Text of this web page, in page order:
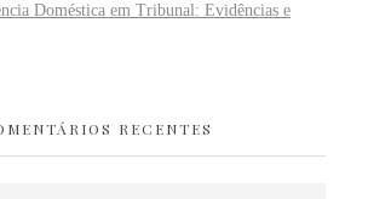
Doméstica em Tribunal: Evidências e
RECENTES